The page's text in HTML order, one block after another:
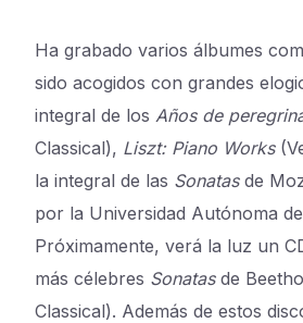
Ha grabado varios álbumes
sido acogidos con grandes
integral de los Años de
Classical), Liszt: Piano Works
la integral de las Sonatasde
por la Universidad Autónoma
Próximamente, verá la luz un
más célebres Sonatasde
Classical). Además de estos